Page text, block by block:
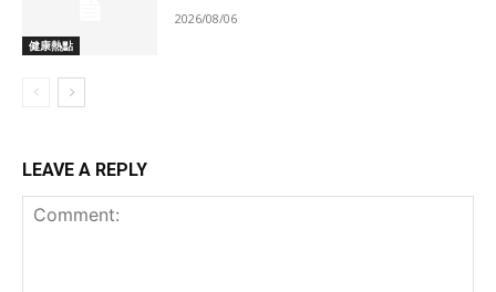
健康熱點
2026/08/06
LEAVE A REPLY